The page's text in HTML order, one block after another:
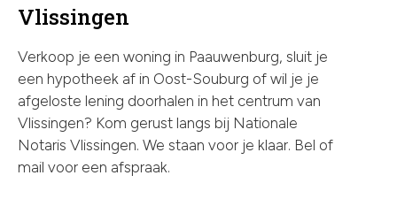
Vlissingen
Verkoop je een woning in Paauwenburg, sluit je
een hypotheek af in Oost-Souburg of wil je je
afgeloste lening doorhalen in het centrum van
Vlissingen? Kom gerust langs bij Nationale
Notaris Vlissingen. We staan voor je klaar. Bel of
mail voor een afspraak.